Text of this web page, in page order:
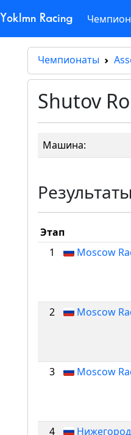
Yoklmn Racing
Чемпионаты
Shutov
Машина:
Результаты
Этап
1
Moscow
2
Moscow
3
Moscow
4